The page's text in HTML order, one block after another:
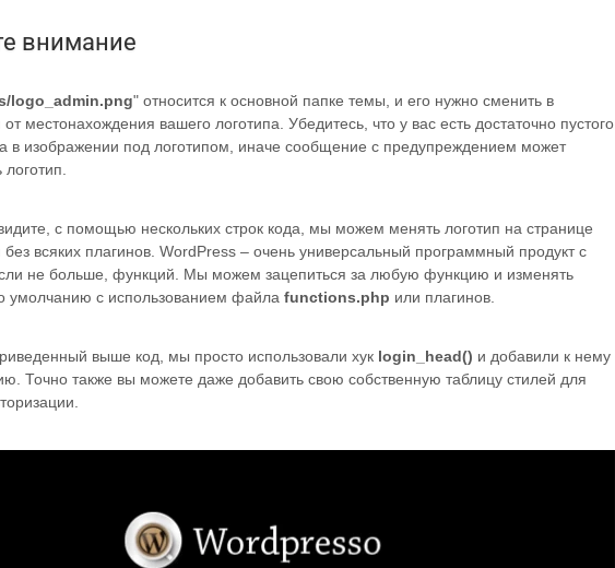
внимание
logo_admin.png" относится к основной папке темы, и его нужно сменить в
от местонахождения вашего логотипа. Убедитесь, что у вас есть достаточно пустого
в изображении под логотипом, иначе сообщение с предупреждением может
с помощью нескольких строк кода, мы можем менять логотип на странице
без всяких плагинов. WordPress – очень универсальный программный продукт с
не больше, функций. Мы можем зацепиться за любую функцию и изменять
умолчанию с использованием файла functions.php или плагинов.
выше код, мы просто использовали хук login_head() и добавили к нему
Точно также вы можете даже добавить свою собственную таблицу стилей для